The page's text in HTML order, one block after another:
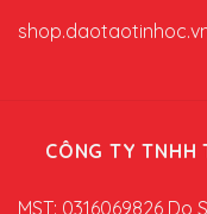
CÔNG TY TNHH
MST: 0316069826